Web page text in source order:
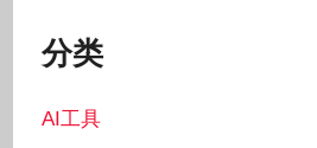
分类
AI工具